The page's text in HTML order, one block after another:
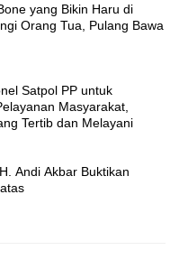
yang Bikin Haru di
Orang Tua, Pulang Bawa
Satpol PP untuk
Masyarakat,
Tertib dan Melayani
Andi Akbar Buktikan